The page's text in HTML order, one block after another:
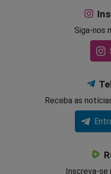
Siga-nos
Receba as
Inscreva-se